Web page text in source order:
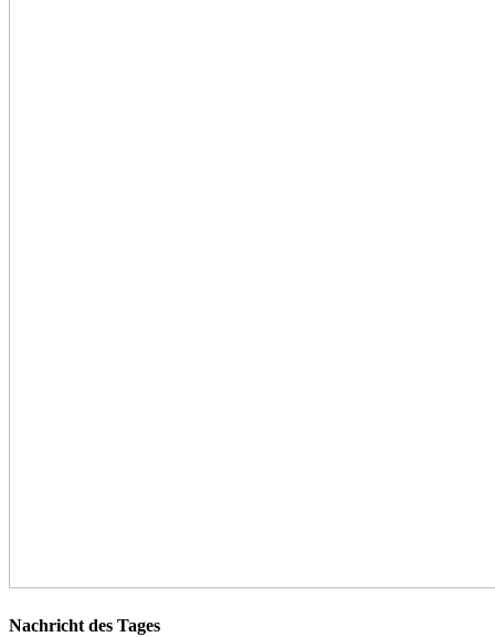
Nachricht des Tages